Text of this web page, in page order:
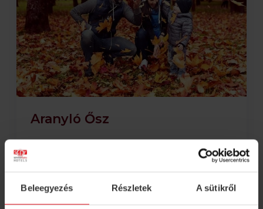
Beleegyezés Részletek A sütikről
Aranyló Ősz
RÉSZLETEK